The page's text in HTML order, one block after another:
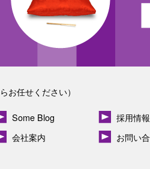
お任せください）
Some Blog
会社案内
採用情報
お問い